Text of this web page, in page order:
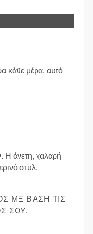
κάθε μέρα, αυτό
Η άνετη, χαλαρή
στυλ.
ΜΕ ΒΆΣΗ ΤΙΣ
ΣΟΥ.